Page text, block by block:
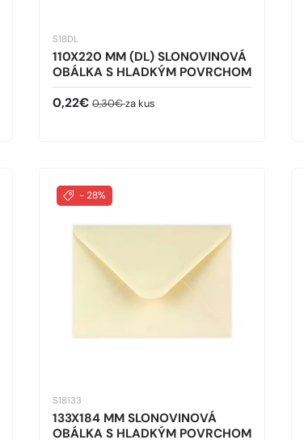
S18DL
110X220 MM (DL) SLONOVINOVÁ
OBÁLKA S HLADKÝM POVRCHOM
Predajná cena
0,22€ Bežná cena
0,30€za kus
- 28%
S18133
133X184 MM SLONOVINOVÁ
OBÁLKA S HLADKÝM POVRCHOM